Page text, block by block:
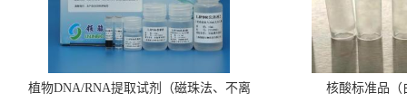
植物DNA/RNA提取试剂（磁珠法、不离
核酸标准品（